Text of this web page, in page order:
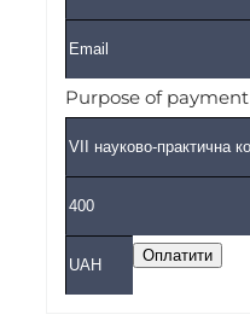
Purpose of payment